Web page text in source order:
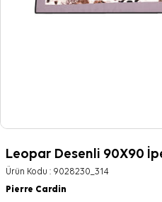
Leopar Desenli 90X90
Ürün Kodu : 9028230_314
Pierre Cardin